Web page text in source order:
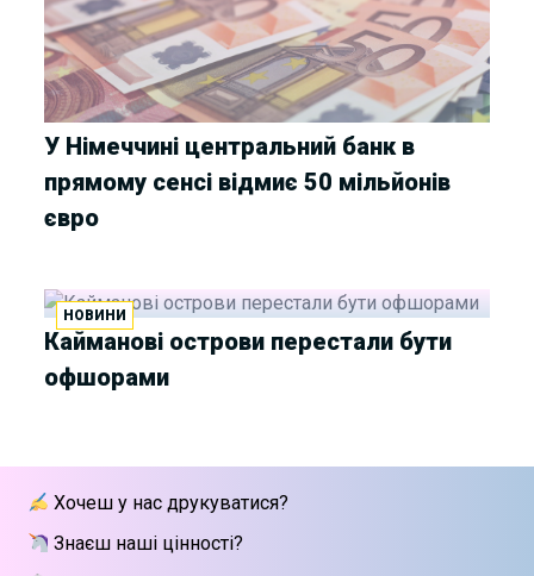
У Німеччині центральний банк в
прямому сенсі відмиє 50 мільйонів
євро
НОВИНИ
Кайманові острови перестали бути
офшорами
Хочеш у нас друкуватися?
Знаєш наші цінності?